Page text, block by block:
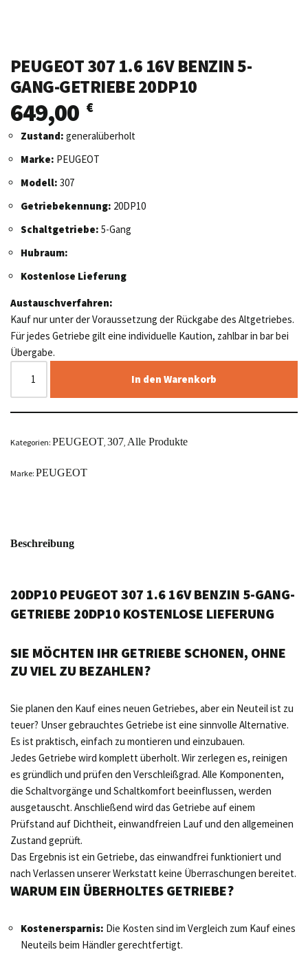
PEUGEOT 307 1.6 16V BENZIN 5-
GANG-GETRIEBE 20DP10
649,00 €
Zustand: generalüberholt
Marke: PEUGEOT
Modell: 307
Getriebekennung: 20DP10
Schaltgetriebe: 5-Gang
Hubraum:
Kostenlose Lieferung
Austauschverfahren:
Kauf nur unter der Voraussetzung der Rückgabe des Altgetriebes.
Für jedes Getriebe gilt eine individuelle Kaution, zahlbar in bar bei
Übergabe.
In den Warenkorb
Kategorien: PEUGEOT 307 Alle Produkte
Marke: PEUGEOT
Beschreibung
20DP10 PEUGEOT 307 1.6 16V BENZIN 5-GANG-
GETRIEBE 20DP10 KOSTENLOSE LIEFERUNG
SIE MÖCHTEN IHR GETRIEBE SCHONEN, OHNE
ZU VIEL ZU BEZAHLEN?
Sie planen den Kauf eines neuen Getriebes, aber ein Neuteil ist zu
teuer? Unser gebrauchtes Getriebe ist eine sinnvolle Alternative.
Es ist praktisch, einfach zu montieren und einzubauen.
Jedes Getriebe wird komplett überholt. Wir zerlegen es, reinigen
es gründlich und prüfen den Verschleißgrad. Alle Komponenten,
die Schaltvorgänge und Schaltkomfort beeinflussen, werden
ausgetauscht. Anschließend wird das Getriebe auf einem
Prüfstand auf Dichtheit, einwandfreien Lauf und den allgemeinen
Zustand geprüft.
Das Ergebnis ist ein Getriebe, das einwandfrei funktioniert und
nach Verlassen unserer Werkstatt keine Überraschungen bereitet.
WARUM EIN ÜBERHOLTES GETRIEBE?
Kostenersparnis: Die Kosten sind im Vergleich zum Kauf eines
Neuteils beim Händler gerechtfertigt.